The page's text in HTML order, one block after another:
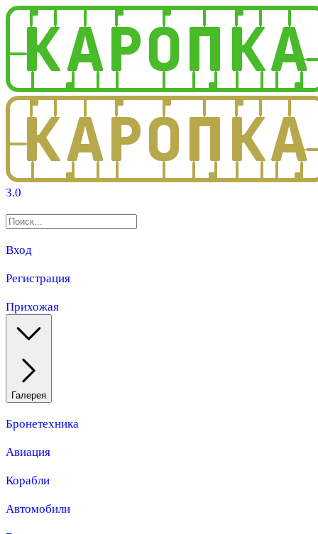
3.0
Вход
Регистрация
Прихожая
Галерея
Бронетехника
Авиация
Корабли
Автомобили